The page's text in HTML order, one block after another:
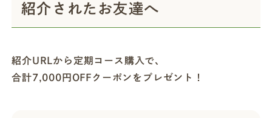
紹介されたお友達へ
紹介URLから定期コース購入で、
合計7,000円OFFクーポンをプレゼント！